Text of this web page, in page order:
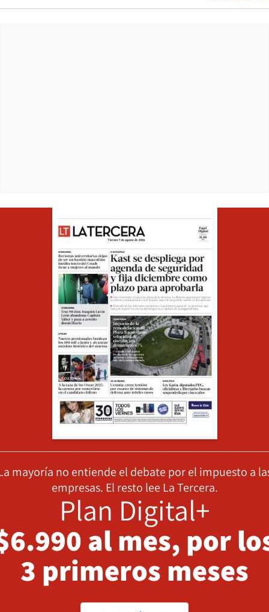
mayoría no entiende el debate por el impuesto a
empresas. El resto lee La Tercera.
Plan Digital+
al mes, por
3 primeros meses